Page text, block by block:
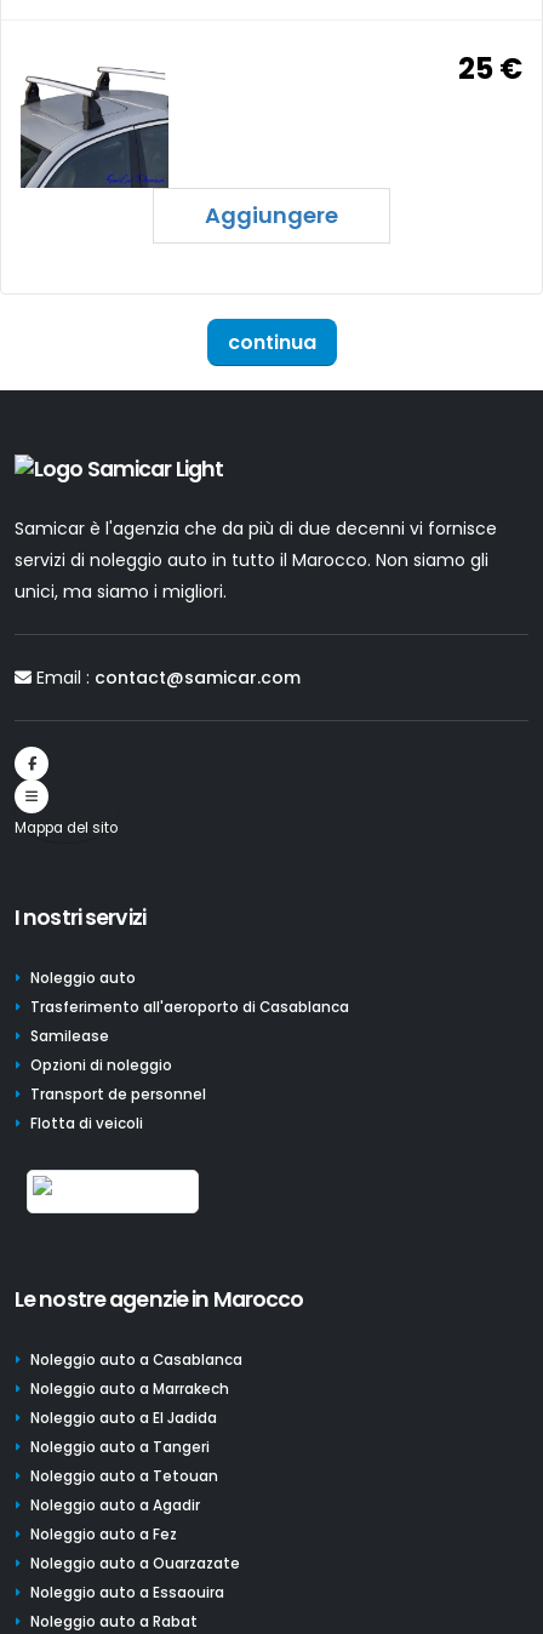
25 €
Aggiungere
continua
Samicar è l'agenzia che da più di due decenni vi fornisce
servizi di noleggio auto in tutto il Marocco. Non siamo gli
unici, ma siamo i migliori.
Email : contact@samicar.com
Mappa del sito
I nostri servizi
Noleggio auto
Trasferimento all'aeroporto di Casablanca
Samilease
Opzioni di noleggio
Transport de personnel
Flotta di veicoli
Le nostre agenzie in Marocco
Noleggio auto a Casablanca
Noleggio auto a Marrakech
Noleggio auto a El Jadida
Noleggio auto a Tangeri
Noleggio auto a Tetouan
Noleggio auto a Agadir
Noleggio auto a Fez
Noleggio auto a Ouarzazate
Noleggio auto a Essaouira
Noleggio auto a Rabat